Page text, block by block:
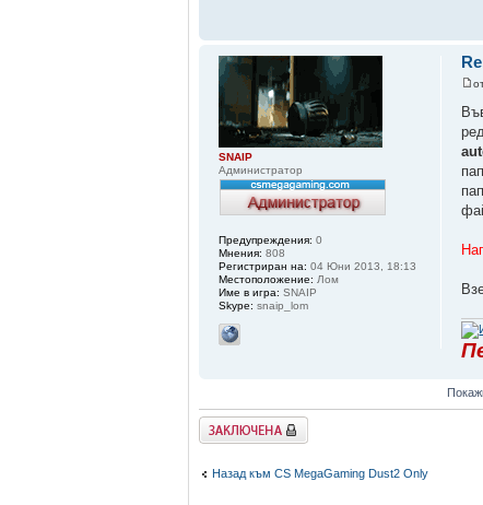
SNAIP
Администратор
Предупреждения: 0
Мнения: 808
Регистриран на: 04 Юни 2013, 18:13
Местоположение: Лом
Име в игра: SNAIP
Skype: snaip_lom
Заключена
Назад към CS MegaGaming Dust2 Only